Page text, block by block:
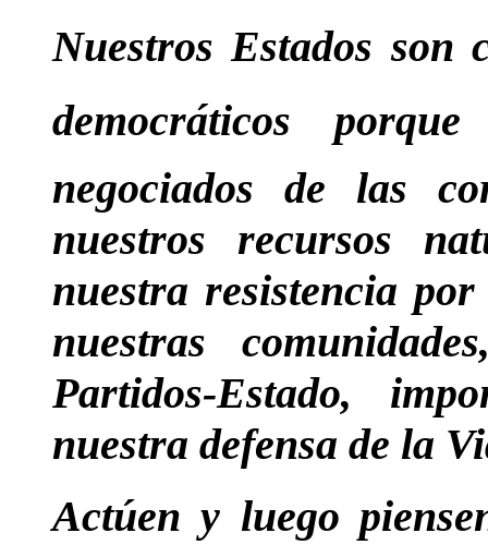
Nuestros Estados son
democráticos
negociados de las
nuestros recursos
nuestra resistencia
nuestras
Partidos-Estado,
nuestra defensa de la
Actúen y luego